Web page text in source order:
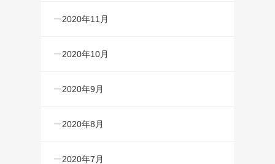
2020年11月
2020年10月
2020年9月
2020年8月
2020年7月